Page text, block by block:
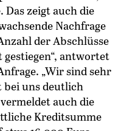
zeigt auch die
Nachfrage
der Abschlüsse
antwortet
„Wir sind sehr
bei uns deutlich
auch die
Kreditsumme